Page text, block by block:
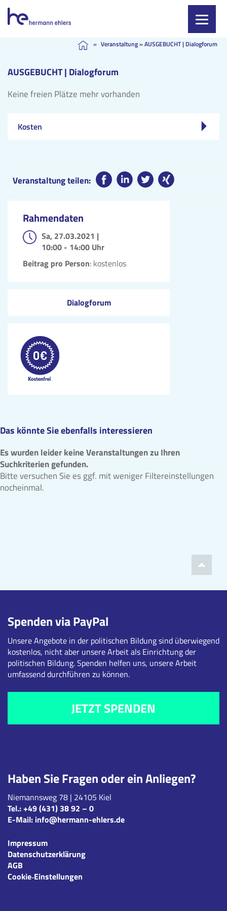
content
» Veranstaltung»AUSGEBUCHT | Dialogforum
AUSGEBUCHT | Dialogforum
Keine freien Plätze mehr vorhanden
Kosten
Veranstaltung teilen:
Rahmendaten
Sa, 27.03.2021 |
10:00 - 14:00 Uhr
Beitrag pro Person: kostenlos
Dialogforum
Das könnte Sie ebenfalls interessieren
Es wurden leider keine Veranstaltungen zu Ihren
Suchkriterien gefunden.
Bitte versuchen Sie es ggf. mit weniger Filtereinstellungen
nocheinmal.
Haben Sie Fragen oder ein Anliegen?
Niemannsweg 78 | 24105 Kiel
Tel.:+49 (431) 38 92 – 0
E-Mail: info@hermann-ehlers.de
Impressum
Datenschutzerklärung
AGB
Cookie‑Einstellungen
Spenden via PayPal
Unsere Angebote in der politischen Bildung sind überwiegend
kostenlos, nicht aber unsere Arbeit als Einrichtung der
politischen Bildung. Spenden helfen uns, unsere Arbeit
umfassend durchführen zu können.
JETZT SPENDEN